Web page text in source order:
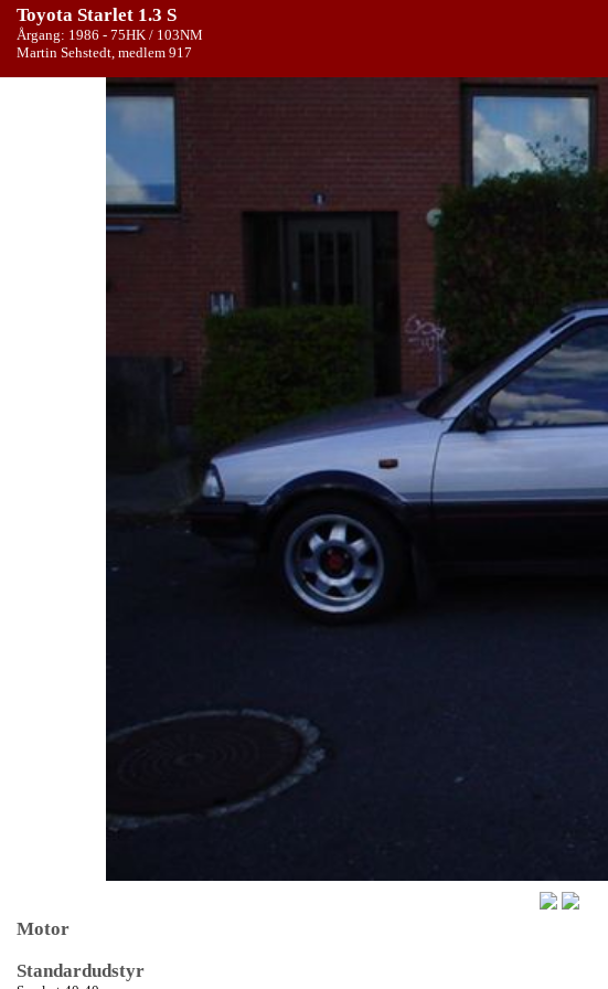
Toyota Starlet 1.3 S
Årgang: 1986 - 75HK / 103NM
Martin Sehstedt, medlem 917
Motor
Standardudstyr